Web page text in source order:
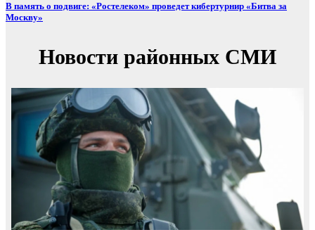
В память о подвиге: «Ростелеком» проведет кибертурнир «Битва за
Москву»